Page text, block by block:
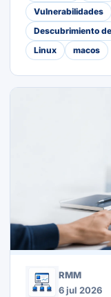
Vulnerabilidades
Descubrimiento
Linux
macos
RMM
6 jul 2026